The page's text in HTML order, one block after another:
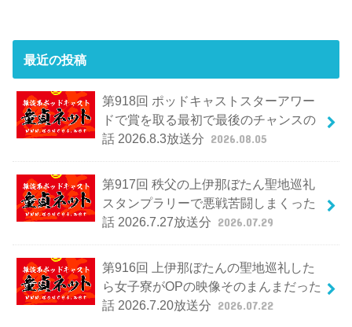
最近の投稿
第918回 ポッドキャストスターアワー
ドで賞を取る最初で最後のチャンスの
話 2026.8.3放送分 2026.08.05
第917回 秩父の上伊那ぼたん聖地巡礼
スタンプラリーで悪戦苦闘しまくった
話 2026.7.27放送分 2026.07.29
第916回 上伊那ぼたんの聖地巡礼した
ら女子寮がOPの映像そのまんまだった
話 2026.7.20放送分 2026.07.22